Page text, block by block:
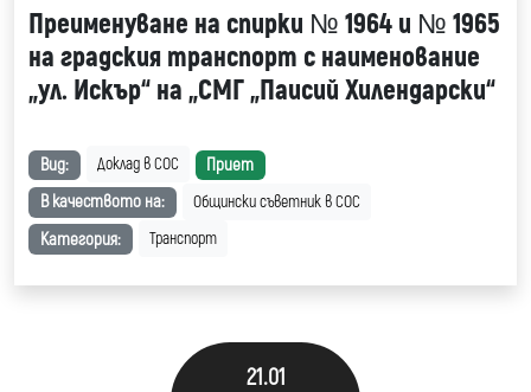
Преименуване на спирки № 1964 и № 1965
на градския транспорт с наименование
„ул. Искър“ на „СМГ „Паисий Хилендарски“
Вид: Доклад в СОС
Приет
В качеството на:
Общински съветник в СОС
Категория: Транспорт
21.01